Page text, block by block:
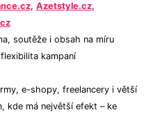
, Azetstyle.cz,
soutěže i obsah na míru
kampaní
e-shopy, freelancery i větší
kde má největší efekt – ke